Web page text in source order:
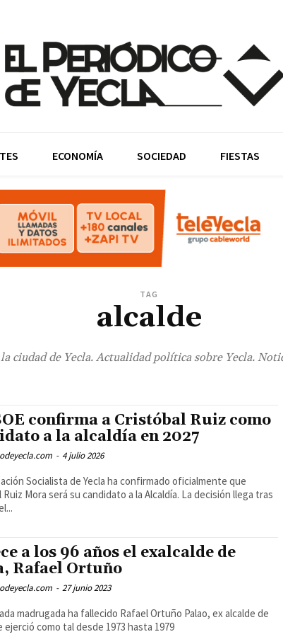
ECONOMÍA SOCIEDAD FIESTAS
TAG
alcalde
ciudad de Yecla. Actualidad política sobre Yecla.
confirma a Cristóbal Ruiz como
a la alcaldía en 2027
- 4 julio 2026
Socialista de Yecla ha confirmado oficialmente que
Mora será su candidato a la Alcaldía. La decisión llega tras
a los 96 años el exalcalde de
Rafael Ortuño
- 27 junio 2023
madrugada ha fallecido Rafael Ortuño Palao, ex alcalde de
ejerció como tal desde 1973 hasta 1979